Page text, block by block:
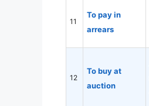
11
To pay in
arrears
12
To buy at
auction